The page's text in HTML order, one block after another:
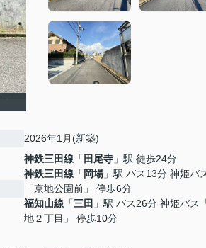
2026年1月(新築)
神鉄三田線 「 田尾寺 」駅 徒歩24分
神鉄三田線 「 岡場」駅 バス13分 神姫バ
「京地公園前」 停歩6分
福知山線 「三田 」駅 バス26分 神姫バス
地２丁目」 停歩10分